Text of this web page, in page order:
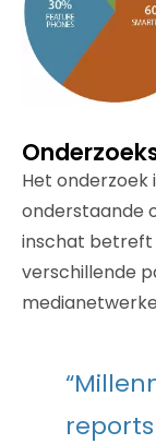
Het onderzoek
onderstaande
inschat betreft
verschillende